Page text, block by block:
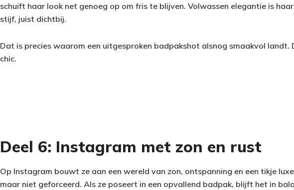
schuift haar look net genoeg op om fris te blijven. Volwassen elegantie is
stijf, juist dichtbij.
Dat is precies waarom een uitgesproken badpakshot alsnog smaakvol landt.
chic.
Deel 6: Instagram met zon en rust
Op Instagram bouwt ze aan een wereld van zon, ontspanning en een tikje
maar niet geforceerd. Als ze poseert in een opvallend badpak, blijft het in